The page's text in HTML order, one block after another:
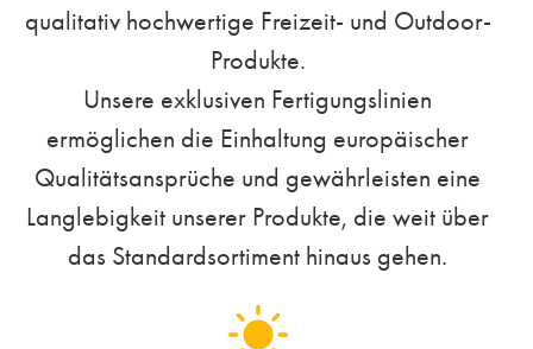
qualitativ hochwertige Freizeit- und Outdoor-
Produkte.
Unsere exklusiven Fertigungslinien
ermöglichen die Einhaltung europäischer
Qualitätsansprüche und gewährleisten eine
Langlebigkeit unserer Produkte, die weit über
das Standardsortiment hinaus gehen.